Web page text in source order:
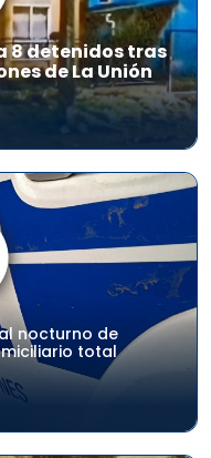
8 detenidos tras
de La Unión
nocturno de
total